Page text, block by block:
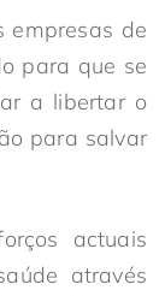
empresas de
para que se
a libertar o
para salvar
actuais
através